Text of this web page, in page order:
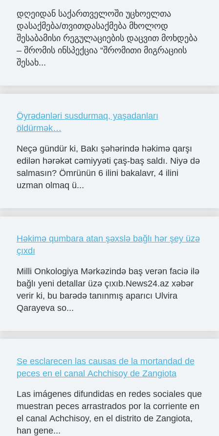
დღეიდან საქართველოში უცხოელთა
დასაქმება/თვითდასაქმება მხოლოდ
შესაბამისი რეგულაციების დაცვით მოხდება
– შრომის ინსპექცია “შრომითი მიგრაციის
შესახ...
Öyrədənləri susdurmaq, yaşadanları
öldürmək…
Neçə gündür ki, Bakı şəhərində həkimə qarşı
edilən hərəkət cəmiyyəti çaş-baş saldı. Niyə də
salmasın? Ömrünün 6 ilini bakalavr, 4 ilini
uzman olmaq ü...
Həkimə qumbara atan şəxslə bağlı hər şey üzə
çıxdı
Milli Onkologiya Mərkəzində baş verən faciə ilə
bağlı yeni detallar üzə çıxıb.News24.az xəbər
verir ki, bu barədə tanınmış aparıcı Ulvira
Qarayeva so...
Se esclarecen las causas de la mortandad de
peces en el canal Achchisoy de Zangiota
Las imágenes difundidas en redes sociales que
muestran peces arrastrados por la corriente en
el canal Achchisoy, en el distrito de Zangiota,
han gene...